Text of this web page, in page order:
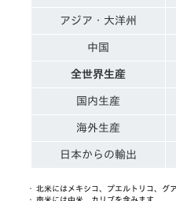
アジア・大洋州
中国
全世界生産
国内生産
海外生産
日本からの輸出
・
北米にはメキシコ、プエルトリコ、グ
・
南米には中米、カリブを含みます。